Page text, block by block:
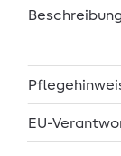
Beschreibung
EU-